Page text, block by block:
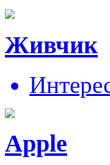
Живчик
Apple